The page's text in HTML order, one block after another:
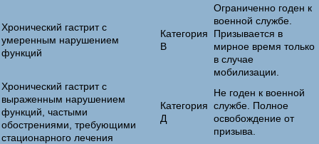
Хронический гастрит с
умеренным нарушением
функций
Категория
В
Ограниченно годен к
военной службе.
Призывается в
мирное время только
в случае
мобилизации.
Хронический гастрит с
выраженным нарушением
функций, частыми
обострениями, требующими
стационарного лечения
Категория
Д
Не годен к военной
службе. Полное
освобождение от
призыва.